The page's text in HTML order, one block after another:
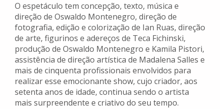
O espetáculo tem concepção, texto, música e
direção de Oswaldo Montenegro, direção de
fotografia, edição e colorização de Ian Ruas, direção
de arte, figurinos e adereços de Teca Fichinski,
produção de Oswaldo Montenegro e Kamila Pistori,
assistência de direção artística de Madalena Salles e
mais de cinquenta profissionais envolvidos para
realizar esse emocionante show, cujo criador, aos
setenta anos de idade, continua sendo o artista
mais surpreendente e criativo do seu tempo.